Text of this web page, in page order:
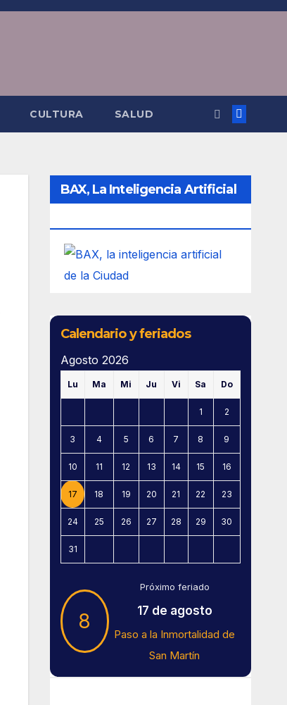
CULTURA SALUD
BAX, La Inteligencia Artificial
Calendario y feriados
Agosto 2026
Lu Ma Mi Ju Vi Sa Do
1 2
3 4 5 6 7 8 9
10 11 12 13 14 15 16
17 18 19 20 21 22 23
24 25 26 27 28 29 30
31
8
Próximo feriado
17 de agosto
Paso a la Inmortalidad de
San Martín